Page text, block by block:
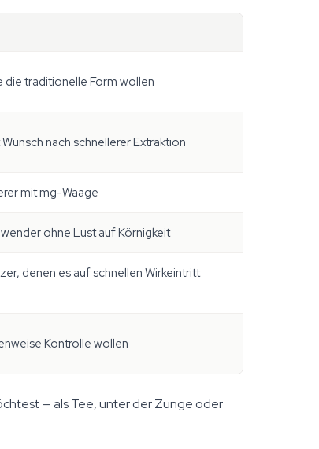
die traditionelle Form wollen
nach schnellerer Extraktion
mit mg-Waage
ohne Lust auf Körnigkeit
denen es auf schnellen Wirkeintritt
Kontrolle wollen
— als Tee, unter der Zunge oder